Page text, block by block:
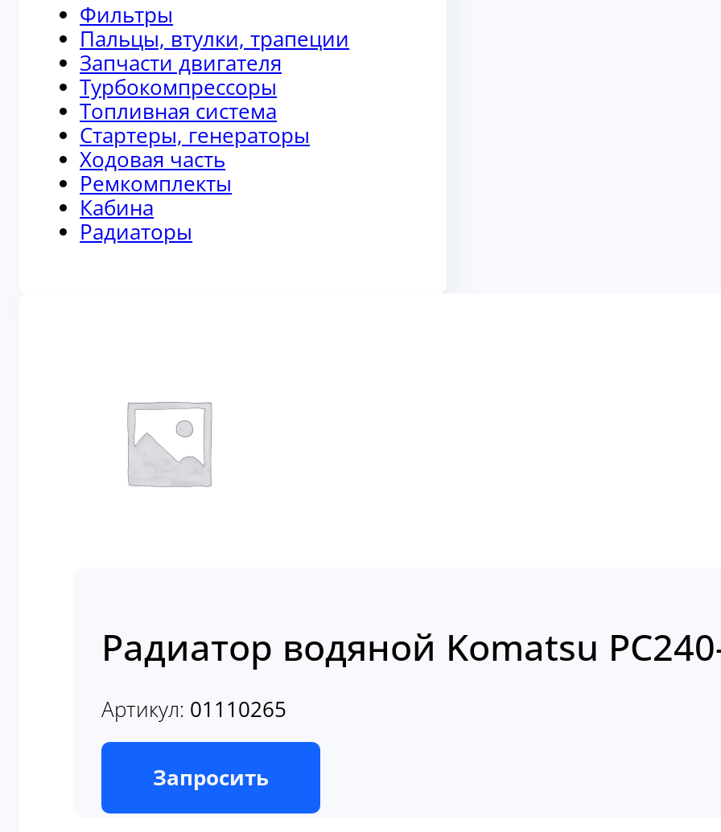
Фильтры
Пальцы, втулки, трапеции
Запчасти двигателя
Турбокомпрессоры
Топливная система
Стартеры, генераторы
Ходовая часть
Ремкомплекты
Кабина
Радиаторы
Радиатор водяной Komatsu
Артикул: 01110265
В наличии
Запросить